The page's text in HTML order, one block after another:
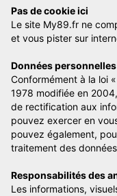
Pas de cookie ici
Le site My89.fr ne
et vous pister sur
Données personnelles
Conformément à la loi
1978 modifiée en
de rectification aux
pouvez exercer en
pouvez également,
traitement des
Responsabilités des
Les informations,